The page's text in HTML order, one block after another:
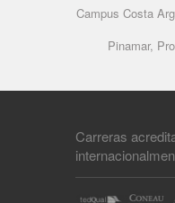
Campus Costa
Pinamar,
Carreras